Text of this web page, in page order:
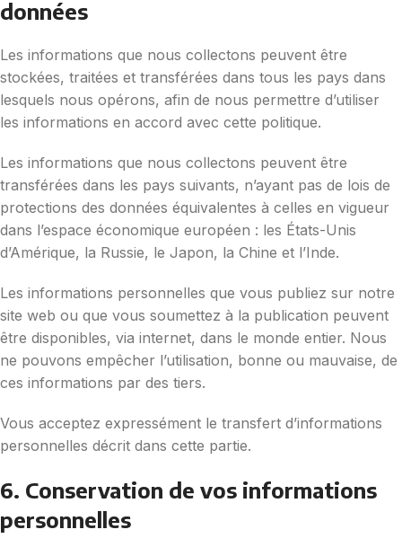
données
Les informations que nous collectons peuvent être
stockées, traitées et transférées dans tous les pays dans
lesquels nous opérons, afin de nous permettre d’utiliser
les informations en accord avec cette politique.
Les informations que nous collectons peuvent être
transférées dans les pays suivants, n’ayant pas de lois de
protections des données équivalentes à celles en vigueur
dans l’espace économique européen : les États-Unis
d’Amérique, la Russie, le Japon, la Chine et l’Inde.
Les informations personnelles que vous publiez sur notre
site web ou que vous soumettez à la publication peuvent
être disponibles, via internet, dans le monde entier. Nous
ne pouvons empêcher l’utilisation, bonne ou mauvaise, de
ces informations par des tiers.
Vous acceptez expressément le transfert d’informations
personnelles décrit dans cette partie.
6. Conservation de vos informations
personnelles